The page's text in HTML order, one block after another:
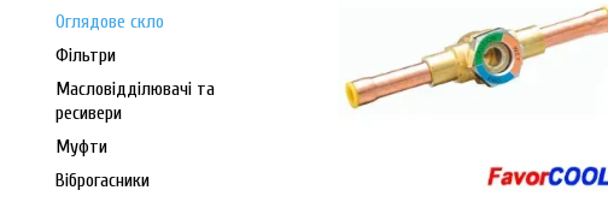
Оглядове скло
Фільтри
Масловідділювачі та
ресивери
Муфти
Віброгасники